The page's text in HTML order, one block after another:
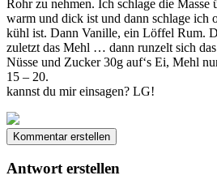
Rohr zu nehmen. Ich schlage die Masse
warm und dick ist und dann schlage ich
kühl ist. Dann Vanille, ein Löffel Rum.
zuletzt das Mehl … dann runzelt sich
Nüsse und Zucker 30g auf‘s Ei, Mehl
15 – 20.
kannst du mir einsagen? LG!
Kommentar erstellen
Antwort erstellen